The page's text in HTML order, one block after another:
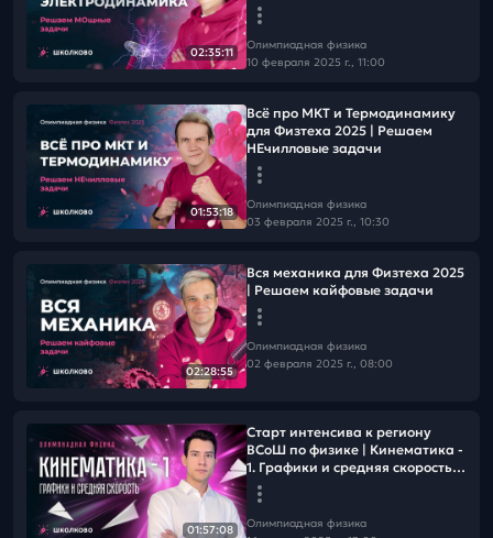
02:35:11
Олимпиадная физика
10 февраля 2025 г., 11:00
01:53:18
Всё про МКТ и Термодинамику
для Физтеха 2025 | Решаем
НЕчилловые задачи
Олимпиадная физика
03 февраля 2025 г., 10:30
02:28:55
Вся механика для Физтеха 2025
| Решаем кайфовые задачи
Олимпиадная физика
02 февраля 2025 г., 08:00
01:57:08
Старт интенсива к региону
ВСоШ по физике | Кинематика -
1. Графики и средняя скорость |
7-8 класс
Олимпиадная физика